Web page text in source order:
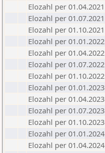
Elozahl per 01.04.2021
Elozahl per 01.07.2021
Elozahl per 01.10.2021
Elozahl per 01.01.2022
Elozahl per 01.04.2022
Elozahl per 01.07.2022
Elozahl per 01.10.2022
Elozahl per 01.01.2023
Elozahl per 01.04.2023
Elozahl per 01.07.2023
Elozahl per 01.10.2023
Elozahl per 01.01.2024
Elozahl per 01.04.2024